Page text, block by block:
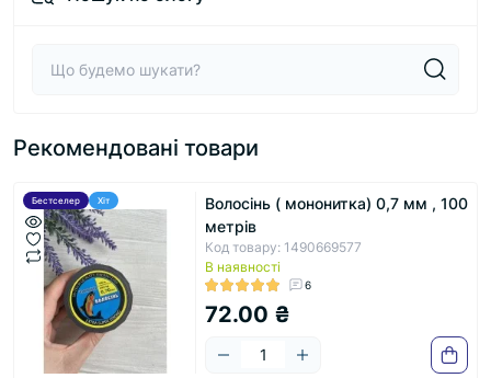
Рекомендовані товари
Бестселер Хіт
Волосінь ( мононитка) 0,7 мм , 100
метрів
Код товару: 1490669577
В наявності
6
72.00 ₴